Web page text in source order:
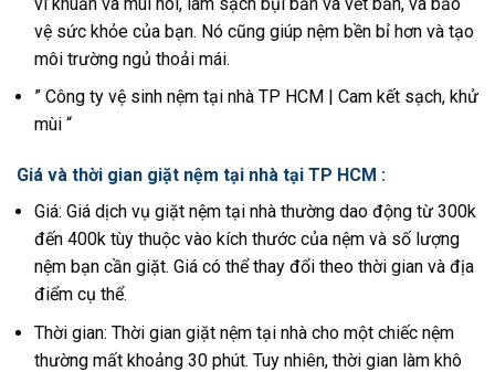
vệ sức khỏe của bạn. Nó cũng giúp nệm bền bỉ hơn và tạo
môi trường ngủ thoải mái.
” Công ty vệ sinh nệm tại nhà TP HCM | Cam kết sạch, khử
mùi “
Giá và thời gian giặt nệm tại nhà tại TP HCM :
Giá: Giá dịch vụ giặt nệm tại nhà thường dao động từ 300k
đến 400k tùy thuộc vào kích thước của nệm và số lượng
nệm bạn cần giặt. Giá có thể thay đổi theo thời gian và địa
điểm cụ thể.
Thời gian: Thời gian giặt nệm tại nhà cho một chiếc nệm
thường mất khoảng 30 phút. Tuy nhiên, thời gian làm khô